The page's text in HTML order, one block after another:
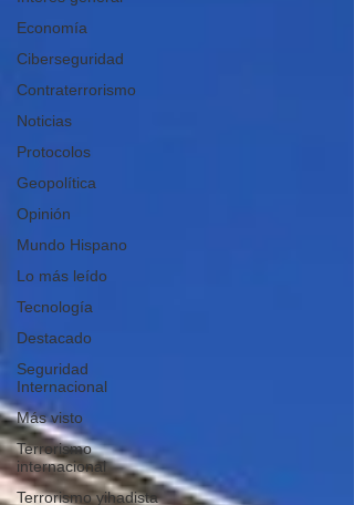
Economía
Ciberseguridad
Contraterrorismo
Noticias
Protocolos
Geopolítica
Opinión
Mundo Hispano
Lo más leído
Tecnología
Destacado
Seguridad
Internacional
Más visto
Terrorismo
internacional
Terrorismo yihadista